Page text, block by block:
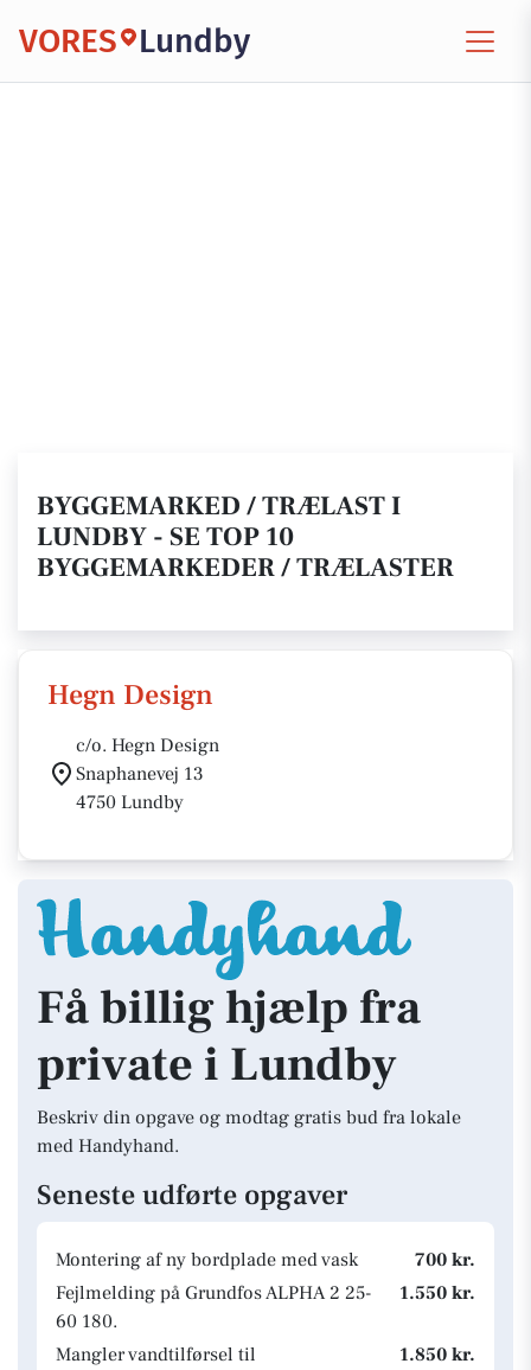
VORES Lundby
BYGGEMARKED / TRÆLAST I
LUNDBY - SE TOP 10
BYGGEMARKEDER / TRÆLASTER
Hegn Design
c/o. Hegn Design
Snaphanevej 13
4750 Lundby
Få billig hjælp fra
private i Lundby
Beskriv din opgave og modtag gratis bud fra lokale
med Handyhand.
Seneste udførte opgaver
Montering af ny bordplade med vask
700 kr.
Fejlmelding på Grundfos ALPHA 2 25-
60 180.
1.550 kr.
Mangler vandtilførsel til
1.850 kr.